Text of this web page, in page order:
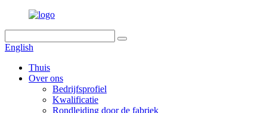
English
Thuis
Over ons
Bedrijfsprofiel
Kwalificatie
Rondleiding door de fabriek